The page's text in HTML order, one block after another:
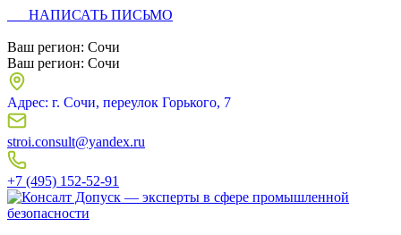
НАПИСАТЬ ПИСЬМО
Ваш регион: Сочи
Ваш регион: Сочи
Адрес: г. Сочи, переулок Горького, 7
stroi.consult@yandex.ru
+7 (495) 152-52-91